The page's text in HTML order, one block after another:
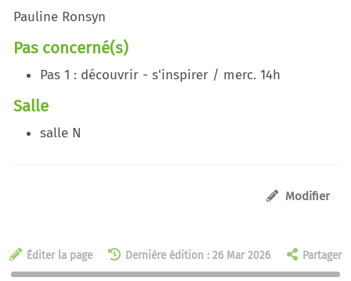
Pauline Ronsyn
Pas concerné(s)
Pas 1 : découvrir - s'inspirer / merc. 14h
Salle
salle N
Modifier
Éditer la page Dernière édition : 26 Mar 2026 Partager